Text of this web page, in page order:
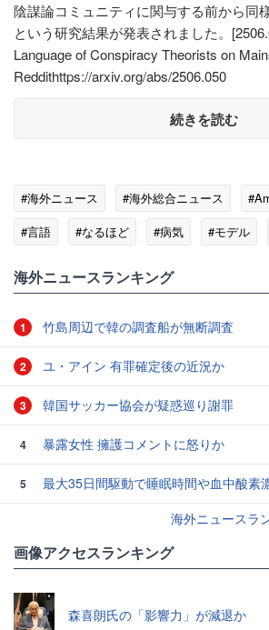
陰謀論コミュニティに関与する前から同
という研究結果が発表されました。
Language of Conspiracy Theorists on
Reddithttps://arxiv.org/abs/2506.050
続きを読む
#海外ニュース #海外総合ニュース
#言語
#なるほど #病気 #モデル
海外ニュースランキング
1 竹島周辺で韓の調査船が無断調査
2 ユ・アイン 有罪確定後の近況か
3 韓国サッカー協会が疑惑巡り謝罪
4 暴露女性 擁護コメントに怒りか
5
最大35日間駆動で睡眠時間や血中酸素濃度も測定してくれるアナログ時計風スマート
海外ニュースラ
画像アクセスランキング
森喜朗氏の「影響力」が減退か